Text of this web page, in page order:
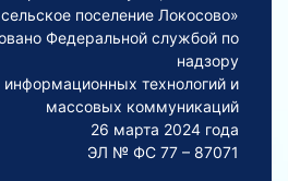
поселение Локосово»
Федеральной службой по
надзору
информационных технологий и
массовых коммуникаций
26 марта 2024 года
ЭЛ № ФС 77 – 87071